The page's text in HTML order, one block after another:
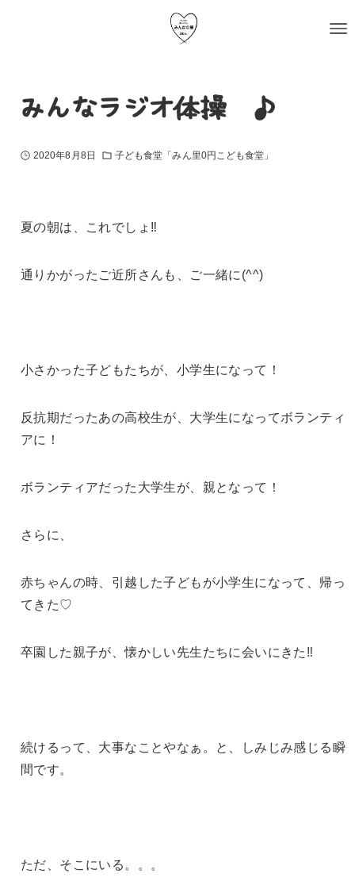
みんなラジオ体操〜♪
2020年8月8日 子ども食堂「みん里0円こども食堂」
夏の朝は、これでしょ‼︎
通りかがったご近所さんも、ご一緒に(^^)
小さかった子どもたちが、小学生になって！
反抗期だったあの高校生が、大学生になってボランティ
アに！
ボランティアだった大学生が、親となって！
さらに、
赤ちゃんの時、引越した子どもが小学生になって、帰っ
てきた♡
卒園した親子が、懐かしい先生たちに会いにきた‼︎
続けるって、大事なことやなぁ。と、しみじみ感じる瞬
間です。
ただ、そこにいる。。。